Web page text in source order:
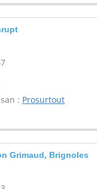
: Prosurtout
Grimaud, Brignoles